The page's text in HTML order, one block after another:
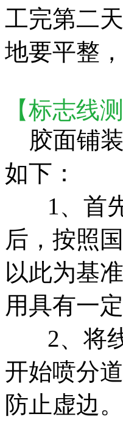
工完第二
地要平整
【标志线
胶面铺装
如下：
1、 首
后，按照
以此为基
用具有一
2、 将
开始喷分
防止虚边。